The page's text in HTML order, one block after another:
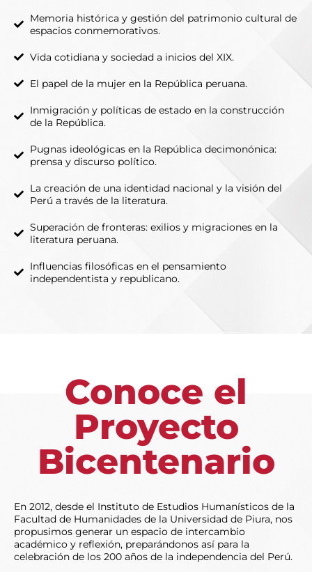
Memoria histórica y gestión del patrimonio cultural de
espacios conmemorativos.
Vida cotidiana y sociedad a inicios del XIX.
El papel de la mujer en la República peruana.
Inmigración y políticas de estado en la construcción
de la República.
Pugnas ideológicas en la República decimonónica:
prensa y discurso político.
La creación de una identidad nacional y la visión del
Perú a través de la literatura.
Superación de fronteras: exilios y migraciones en la
literatura peruana.
Influencias filosóficas en el pensamiento
independentista y republicano.
Conoce el
Proyecto
Bicentenario
En 2012, desde el Instituto de Estudios Humanísticos de la
Facultad de Humanidades de la Universidad de Piura, nos
propusimos generar un espacio de intercambio
académico y reflexión, preparándonos así para la
celebración de los 200 años de la independencia del Perú.